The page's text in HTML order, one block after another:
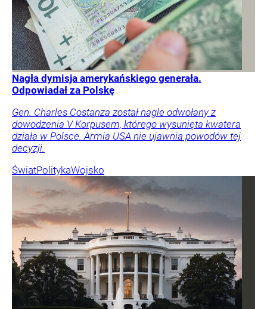
Nagła dymisja amerykańskiego generała.
Odpowiadał za Polskę
Gen. Charles Costanza został nagle odwołany z
dowodzenia V Korpusem, którego wysunięta kwatera
działa w Polsce. Armia USA nie ujawnia powodów tej
decyzji.
ŚwiatPolitykaWojsko